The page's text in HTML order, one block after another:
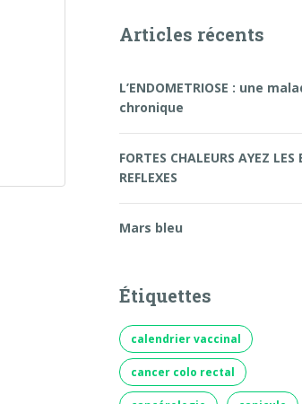
Articles récents
L’ENDOMETRIOSE : une
chronique
FORTES CHALEURS AYEZ LES
REFLEXES
Mars bleu
Étiquettes
calendrier vaccinal
cancer colo rectal